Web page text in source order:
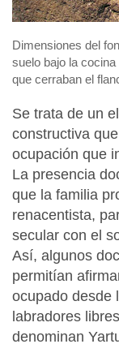
Dimensiones del
suelo bajo la
que cerraban el
Se trata de un
constructiva
ocupación que
La presencia
que la familia
renacentista,
secular con el
Así, algunos
permitían
ocupado desde
labradores
denominan